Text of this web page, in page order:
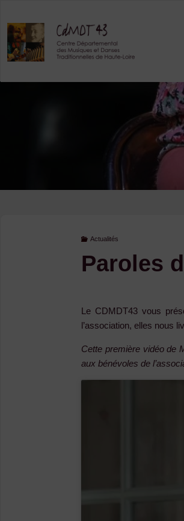
content
Actualités
Paroles
Le CDMDT43 vous
l’association, elles nous
Cette première vidéo de
aux bénévoles de